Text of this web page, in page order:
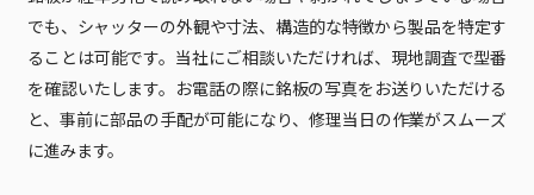
でも、シャッターの外観や寸法、構造的な特徴から製品を特定す
ることは可能です。当社にご相談いただければ、現地調査で型番
を確認いたします。お電話の際に銘板の写真をお送りいただける
と、事前に部品の手配が可能になり、修理当日の作業がスムーズ
に進みます。